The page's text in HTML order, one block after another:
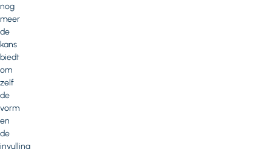
nog
meer
de
kans
biedt
om
zelf
de
vorm
en
de
invulling